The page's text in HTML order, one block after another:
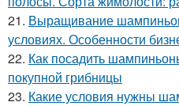
21. Выращивание
условиях. Особенности
22. Как посадить
покупной грибницы
23. Какие условия нужны